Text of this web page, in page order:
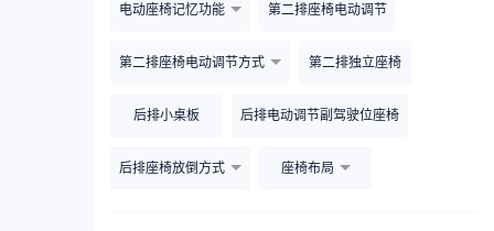
电动座椅记忆功能 第二排座椅电动调节
第二排座椅电动调节方式 第二排独立座椅
后排小桌板 后排电动调节副驾驶位座椅
后排座椅放倒方式 座椅布局